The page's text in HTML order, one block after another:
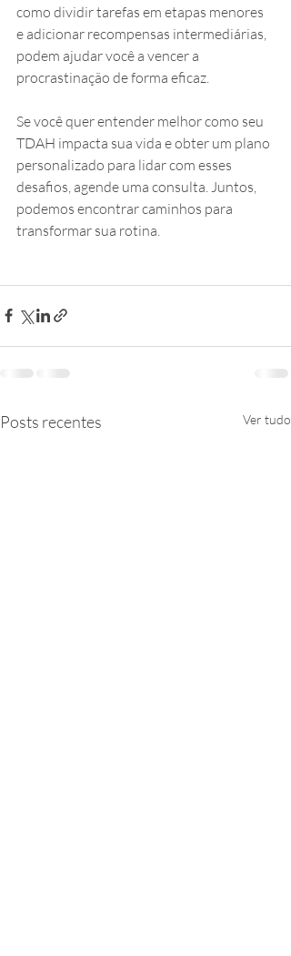
como dividir tarefas em etapas menores
e adicionar recompensas intermediárias,
podem ajudar você a vencer a
procrastinação de forma eficaz.
Se você quer entender melhor como seu
TDAH impacta sua vida e obter um plano
personalizado para lidar com esses
desafios, agende uma consulta. Juntos,
podemos encontrar caminhos para
transformar sua rotina.
Posts recentes Ver tudo